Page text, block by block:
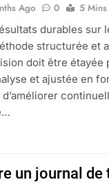
Ago 0
5 Mins
durables sur
structurée et
doit être étayée
et ajustée en
d’améliorer
un journal de